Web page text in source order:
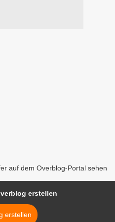
auf dem Overblog-Portal sehen
erstellen
erstellen